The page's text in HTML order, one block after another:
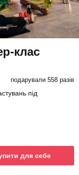
клас
подарували 558 разів
під
для себе